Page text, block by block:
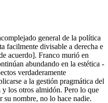
general de la política
facilmente divisable a derecha e
acuerdo]. Franco murió en
abundando en la estética -
verdaderamente
a la gestión pragmática del
los otros almidón. Pero lo que
su nombre, no lo hace nadie.